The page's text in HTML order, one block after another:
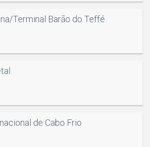
Terminal Barão do Teffé
de Cabo Frio